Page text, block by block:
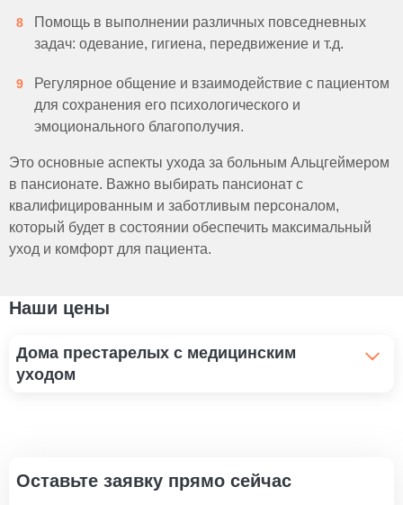
Помощь в выполнении различных повседневных
задач: одевание, гигиена, передвижение и т.д.
Регулярное общение и взаимодействие с пациентом
для сохранения его психологического и
эмоционального благополучия.
Это основные аспекты ухода за больным Альцгеймером
в пансионате. Важно выбирать пансионат с
квалифицированным и заботливым персоналом,
который будет в состоянии обеспечить максимальный
уход и комфорт для пациента.
Наши цены
Дома престарелых с медицинским
уходом
Оставьте заявку прямо сейчас